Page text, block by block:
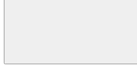
Compartilhar